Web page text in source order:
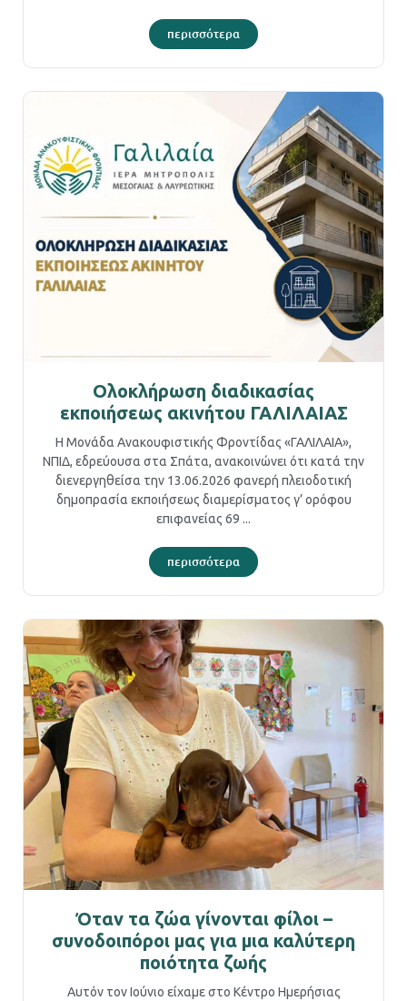
περισσότερα
Ολοκλήρωση διαδικασίας
εκποιήσεως ακινήτου ΓΑΛΙΛΑΙΑΣ
Η Μονάδα Ανακουφιστικής Φροντίδας «ΓΑΛΙΛΑΙΑ»,
ΝΠΙΔ, εδρεύουσα στα Σπάτα, ανακοινώνει ότι κατά την
διενεργηθείσα την 13.06.2026 φανερή πλειοδοτική
δημοπρασία εκποιήσεως διαμερίσματος γ’ ορόφου
επιφανείας 69 ...
περισσότερα
Όταν τα ζώα γίνονται φίλοι –
συνοδοιπόροι μας για μια καλύτερη
ποιότητα ζωής
Αυτόν τον Ιούνιο είχαμε στο Κέντρο Ημερήσιας